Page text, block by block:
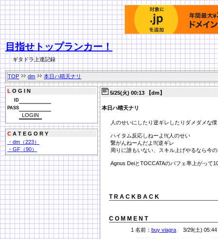
目指せトップランカー！
ギタドラ上達記録
TOP dm 本日ハ晴天ナリ
L O G I N
ID
PASS
C A T E G O R Y
・dm（223）
・GF（90）
5/25(火) 00:13 【dm】
本日ハ晴天ナリ
人のせいにしたり逆ギレしたりダメダメな
ハイタム反応しねーよ!!(人のせい
繋がんねーんだよ!!(逆ギレ
周りに誰もいない、スキル上げやるなら今
Agnus DeiとTOCCATAのパフェ率上がって
T R A C K B A C K
C O M M E N T
1 名前： buy viagra 3/29(土) 05:44